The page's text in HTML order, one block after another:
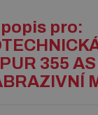
pro:
355